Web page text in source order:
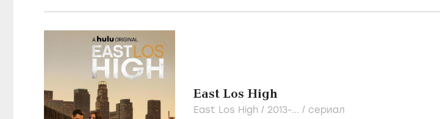
East Los High
East Los High / 2013-... / сериал